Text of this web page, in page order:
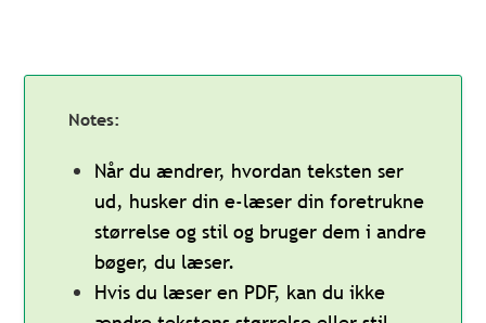
Når du ændrer, hvordan teksten ser
ud, husker din e-læser din foretrukne
størrelse og stil og bruger dem i andre
bøger, du læser.
Hvis du læser en PDF, kan du ikke